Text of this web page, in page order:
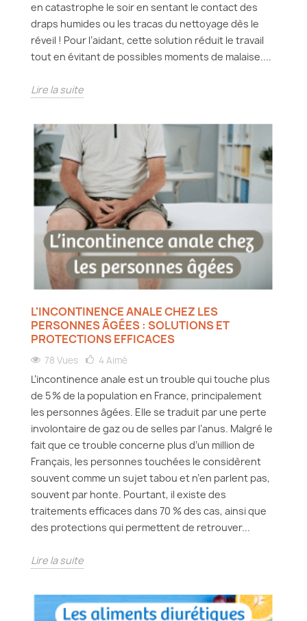
en catastrophe le soir en sentant le contact des
draps humides ou les tracas du nettoyage dès le
réveil ! Pour l’aidant, cette solution réduit le travail
tout en évitant de possibles moments de malaise....
Lire la suite
L'INCONTINENCE ANALE CHEZ LES
PERSONNES ÂGÉES : SOLUTIONS ET
PROTECTIONS EFFICACES
78 Vues 4 Aimé
L’incontinence anale est un trouble qui touche plus
de 5 % de la population en France, principalement
les personnes âgées. Elle se traduit par une perte
involontaire de gaz ou de selles par l’anus. Malgré le
fait que ce trouble concerne plus d’un million de
Français, les personnes touchées le considèrent
souvent comme un sujet tabou et n’en parlent pas,
souvent par honte. Pourtant, il existe des
traitements efficaces dans 70 % des cas, ainsi que
des protections qui permettent de retrouver...
Lire la suite